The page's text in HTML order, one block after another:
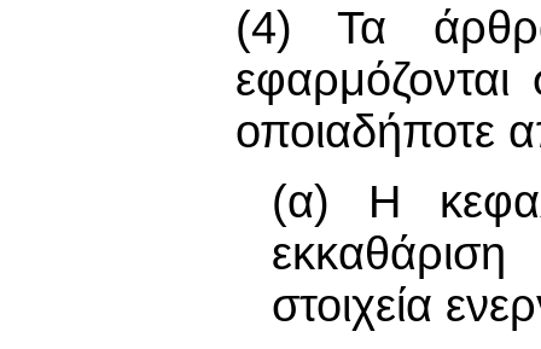
(4) Τα
εφαρμόζονται
οποιαδήποτε
(α) Η
εκκαθάριση
στοιχεία